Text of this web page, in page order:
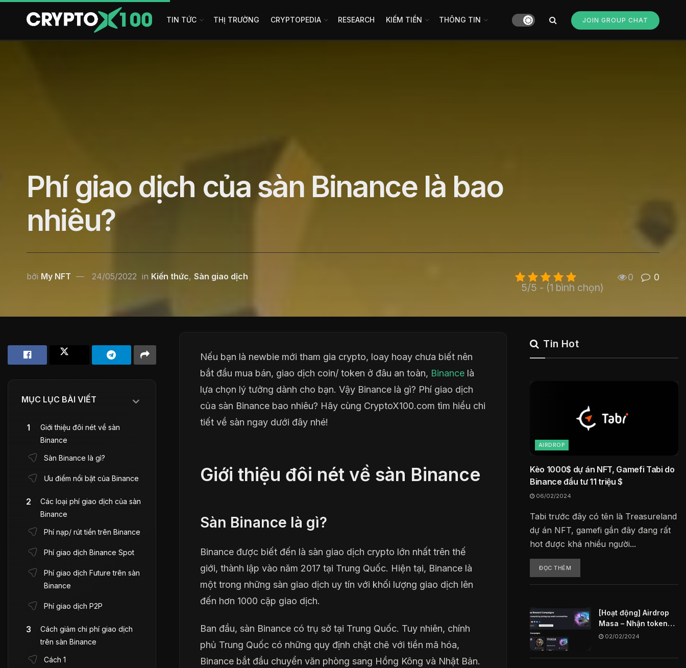
TIN TỨC THỊ TRƯỜNG CRYPTOPEDIA RESEARCH KIẾM TIỀN THÔNG TIN JOIN GROUP CHAT
Phí giao dịch của sàn Binance là bao
nhiêu?
bởi My NFT 24/05/2022 in Kiến thức, Sàn giao dịch
5/5 - (1 bình chọn)
0 0
Nếu bạn là newbie mới tham gia crypto, loay hoay chưa biết nên
bắt đầu mua bán, giao dịch coin/ token ở đâu an toàn, Binance là
lựa chọn lý tưởng dành cho bạn. Vậy Binance là gì? Phí giao dịch
của sàn Binance bao nhiêu? Hãy cùng CryptoX100.com tìm hiểu chi
tiết về sàn ngay dưới đây nhé!
Giới thiệu đôi nét về sàn Binance
Sàn Binance là gì?
Binance được biết đến là sàn giao dịch crypto lớn nhất trên thế
giới, thành lập vào năm 2017 tại Trung Quốc. Hiện tại, Binance là
một trong những sàn giao dịch uy tín với khối lượng giao dịch lên
đến hơn 1000 cặp giao dịch.
Ban đầu, sàn Binance có trụ sở tại Trung Quốc. Tuy nhiên, chính
phủ Trung Quốc có những quy định chặt chẽ với tiền mã hóa,
Binance bắt đầu chuyển văn phòng sang Hồng Kông và Nhật Bản.
MỤC LỤC BÀI VIẾT
Giới thiệu đôi nét về sàn
Binance
Sàn Binance là gì?
Ưu điểm nổi bật của Binance
Các loại phí giao dịch của sàn
Binance
Phí nạp/ rút tiền trên Binance
Phí giao dịch Binance Spot
Phí giao dịch Future trên sàn
Binance
Phí giao dịch P2P
Cách giảm chi phí giao dịch
trên sàn Binance
Cách 1
Tin Hot
AIRDROP
Kèo 1000$ dự án NFT, Gamefi Tabi do
Binance đầu tư 11 triệu $
06/02/2024
Tabi trước đây có tên là Treasureland
dự án NFT, gamefi gần đây đang rất
hot được khá nhiều người...
ĐỌC THÊM
[Hoạt động] Airdrop
Masa – Nhận token
MASA miễn phí
02/02/2024